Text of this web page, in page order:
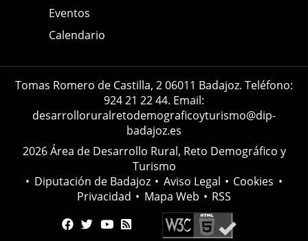
Eventos
Calendario
Tomas Romero de Castilla, 2 06011 Badajoz. Teléfono:
924 21 22 44. Email:
desarrolloruralretodemograficoyturismo@dip-
badajoz.es
2026 Área de Desarrollo Rural, Reto Demográfico y
Turismo
• Diputación de Badajoz • Aviso Legal • Cookies •
Privacidad • Mapa Web • RSS